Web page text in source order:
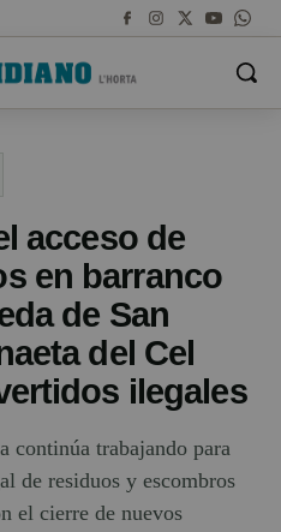
acceso de
en barranco
de San
del Cel
ilegales
continúa trabajando para
de residuos y escombros
el cierre de nuevos